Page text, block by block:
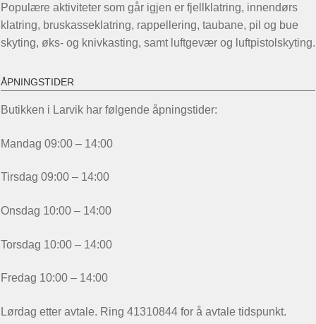
Populære aktiviteter som går igjen er fjellklatring, innendørs
klatring, bruskasseklatring, rappellering, taubane, pil og bue
skyting, øks- og knivkasting, samt luftgevær og luftpistolskyting.
ÅPNINGSTIDER
Butikken i Larvik har følgende åpningstider:
Mandag 09:00 – 14:00
Tirsdag 09:00 – 14:00
Onsdag 10:00 – 14:00
Torsdag 10:00 – 14:00
Fredag 10:00 – 14:00
Lørdag etter avtale. Ring 41310844 for å avtale tidspunkt.